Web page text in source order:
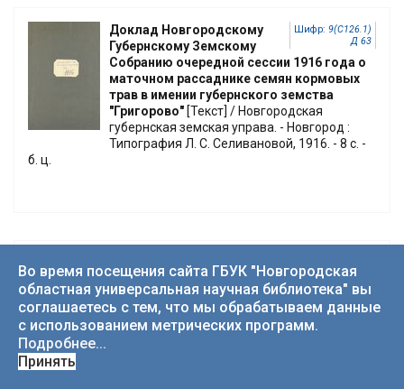
Шифр: 9(С126.1)
Д 63
Доклад Новгородскому
Губернскому Земскому
Собранию очередной сессии 1916 года о
маточном рассаднике семян кормовых
трав в имении губернского земства
"Григорово" [Текст] / Новгородская
губернская земская управа. - Новгород :
Типография Л. С. Селивановой, 1916. - 8 с. -
б. ц.
Д 63
Доклад Новгородскому
Губернскому Земскому
Собранию очередной сессии 1916 года по
добровольному страхованию за 1915 г. с
приложениями[Текст] / Новгородская
Во время посещения сайта ГБУК "Новгородская
областная универсальная научная библиотека" вы
соглашаетесь с тем, что мы обрабатываем данные
с использованием метрических программ.
Подробнее...
Принять